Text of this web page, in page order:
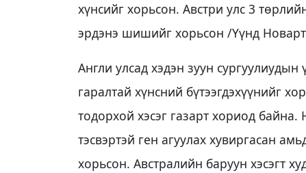
хүнсийг хорьсон. Австри улс 3
эрдэнэ шишийг хорьсон /Үүнд
Англи улсад хэдэн зуун
гаралтай хүнсний бүтээгдэхүүнийг
тодорхой хэсэг газарт хориод
тэсвэртэй ген агуулах хувиргасан
хорьсон. Австралийн баруун хэсэгт